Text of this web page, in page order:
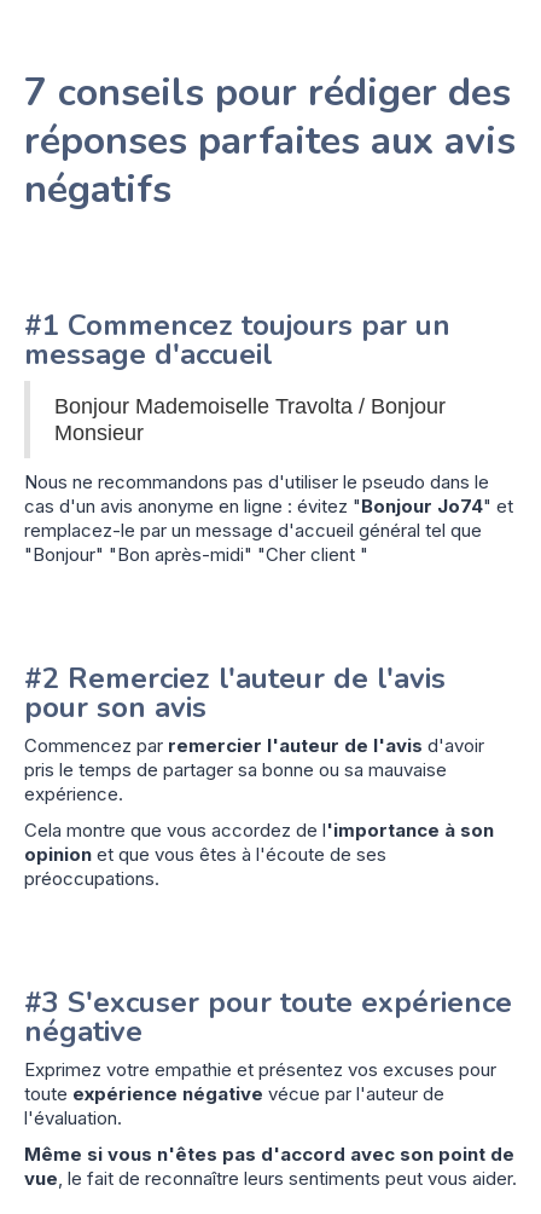
7 conseils pour rédiger des
réponses parfaites aux avis
négatifs
#1 Commencez toujours par un
message d'accueil
Bonjour Mademoiselle Travolta / Bonjour
Monsieur
Nous ne recommandons pas d'utiliser le pseudo dans le
cas d'un avis anonyme en ligne : évitez "Bonjour Jo74" et
remplacez-le par un message d'accueil général tel que
"Bonjour" "Bon après-midi" "Cher client "
#2 Remerciez l'auteur de l'avis
pour son avis
Commencez par remercier l'auteur de l'avis d'avoir
pris le temps de partager sa bonne ou sa mauvaise
expérience.
Cela montre que vous accordez de l'importance à son
opinion et que vous êtes à l'écoute de ses
préoccupations.
#3 S'excuser pour toute expérience
négative
Exprimez votre empathie et présentez vos excuses pour
toute expérience négative vécue par l'auteur de
l'évaluation.
Même si vous n'êtes pas d'accord avec son point de
vue, le fait de reconnaître leurs sentiments peut vous aider.